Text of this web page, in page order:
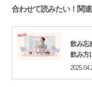
合わせて読みたい！関
飲み忘
飲み方